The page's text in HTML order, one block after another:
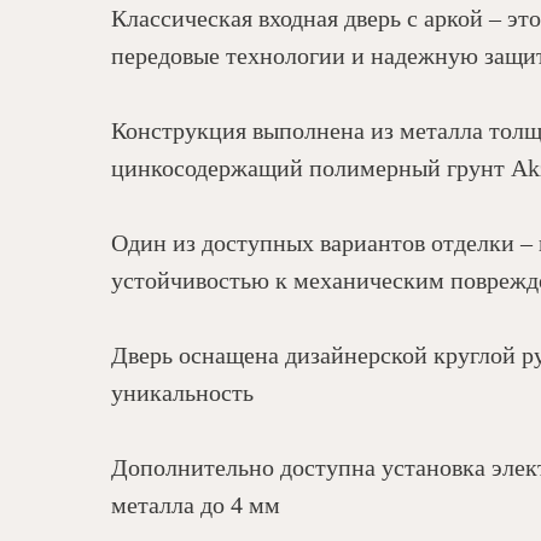
Классическая входная дверь с аркой –
передовые технологии и надежную
Конструкция выполнена из металла
цинкосодержащий полимерный грунт
Один из доступных вариантов отделки
устойчивостью к механическим
Дверь оснащена дизайнерской круглой
уникальность
Дополнительно доступна установка
металла до 4 мм